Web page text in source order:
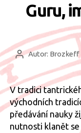
Guru,
AutorAutor: Brozkeff
V tradici
východních
předávání nauky
nutnosti klanět